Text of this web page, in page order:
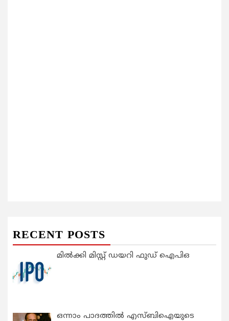
RECENT POSTS
മിൽക്കി മിസ്റ്റ് ഡയറി ഫുഡ് ഐപിഒ
ഒന്നാം പാദത്തിൽ എസ്ബിഐയുടെ